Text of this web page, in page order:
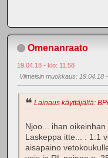
Omenanraato
19.04.18 - klo: 11.58
Viimeisin muokkaus: 19.04.18
Lainaus käyttäjältä:
Njoo... ihan oikeinhan
Laskeppa itte... : 1:1
aisapaino